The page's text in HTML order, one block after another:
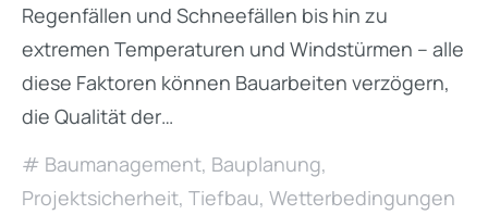
Regenfällen und Schneefällen bis hin zu
extremen Temperaturen und Windstürmen – alle
diese Faktoren können Bauarbeiten verzögern,
die Qualität der…
Baumanagement, Bauplanung,
Projektsicherheit, Tiefbau, Wetterbedingungen